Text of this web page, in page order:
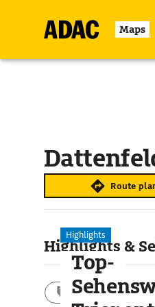
Maps
Route
Highlights &
Aktivitäten
Highlights
Top-